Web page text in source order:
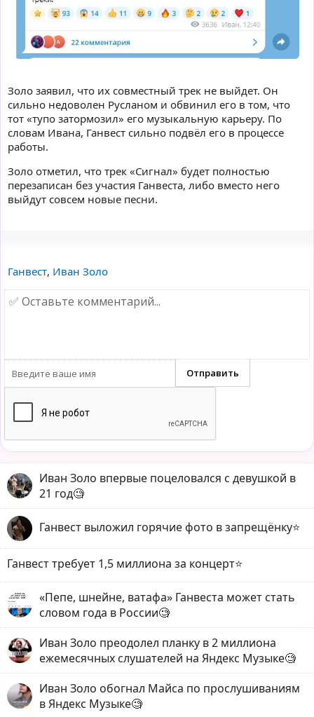
Золо заявил, что их совместный трек не выйдет. Он
сильно недоволен Русланом и обвинил его в том, что
тот «тупо затормозил» его музыкальную карьеру. По
словам Ивана, Ганвест сильно подвёл его в процессе
работы.
Золо отметил, что трек «Сигнал» будет полностью
перезаписан без участия Ганвеста, либо вместо него
выйдут совсем новые песни.
Ганвест, Иван Золо
Иван Золо впервые поцеловался с девушкой в
21 год🧐
Ганвест выложил горячие фото в запрещёнку⭐️
Ганвест требует 1,5 миллиона за концерт⭐️
«Пепе, шнейне, ватафа» Ганвеста может стать
словом года в России🧐
Иван Золо преодолел планку в 2 миллиона
ежемесячных слушателей на Яндекс Музыке🧐
Иван Золо обогнал Майса по прослушиваниям
в Яндекс Музыке🧐